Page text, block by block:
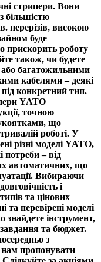
стрипери. Вони
більшістю
перерізів, високою
буде
прискорить роботу
також, чи будете
багатожильними
кабелями – деякі
під конкретний тип.
YATO
точною
що
роботі. У
різні моделі YATO,
потреби – від
автоматичних, що
Вибираючи
і
та цінових
та перевірені моделі
знайдете інструмент,
та бюджет.
з
пропонувати